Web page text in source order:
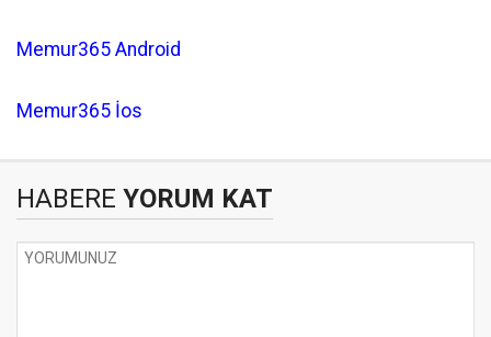
Memur365 Android
Memur365 İos
HABERE YORUM KAT